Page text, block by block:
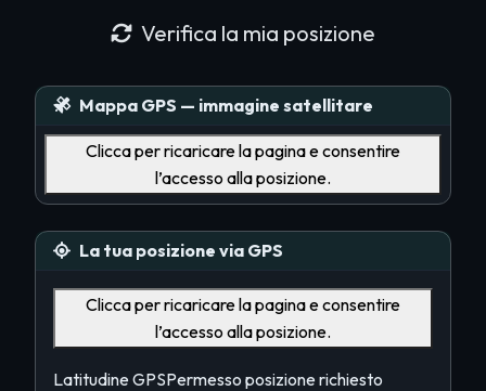
Verifica la mia posizione
Mappa GPS — immagine satellitare
Clicca per ricaricare la pagina e consentire
l’accesso alla posizione.
La tua posizione via GPS
Clicca per ricaricare la pagina e consentire
l’accesso alla posizione.
Latitudine GPSPermesso posizione richiesto